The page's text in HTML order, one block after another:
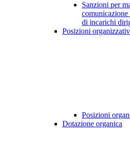
Sanzioni per
di incarichi
Posizioni
Posizioni
Dotazione organica